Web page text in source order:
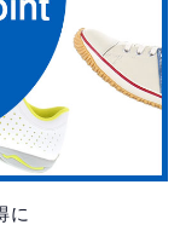
に